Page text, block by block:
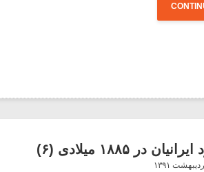
در ۱۸۸۵ میلادی (۶)